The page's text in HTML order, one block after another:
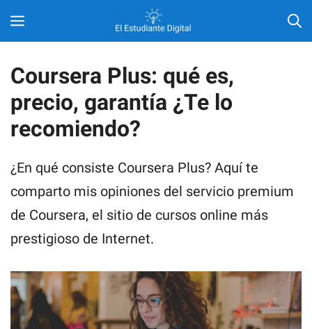
Saltar
MENÚ
Coursera Plus: qué es,
precio, garantía ¿Te lo
recomiendo?
¿En qué consiste Coursera Plus? Aquí te
comparto mis opiniones del servicio premium
de Coursera, el sitio de cursos online más
prestigioso de Internet.